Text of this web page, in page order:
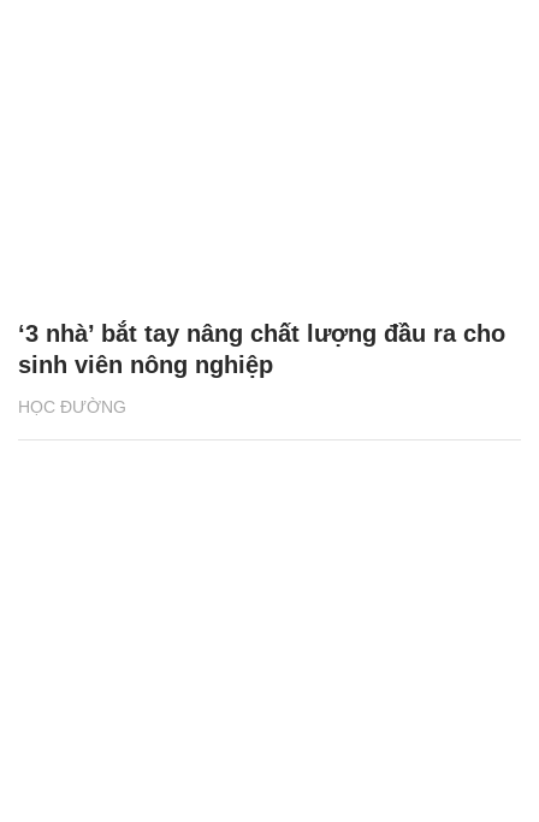
HỌC ĐƯỜNG
‘3 nhà’ bắt tay nâng chất lượng đầu ra cho
sinh viên nông nghiệp